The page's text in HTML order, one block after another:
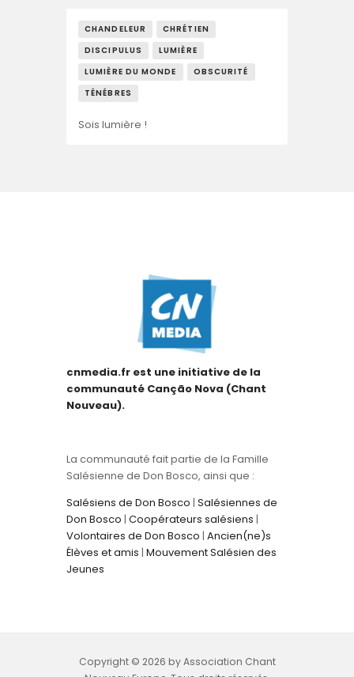
CHANDELEUR
CHRÉTIEN
DISCIPULUS
LUMIÈRE
LUMIÈRE DU MONDE
OBSCURITÉ
TÉNÉBRES
Sois lumière !
cnmedia.fr est une initiative de la
communauté Canção Nova (Chant
Nouveau).
La communauté fait partie de la Famille
Salésienne de Don Bosco, ainsi que :
Salésiens de Don Bosco | Salésiennes de
Don Bosco | Coopérateurs salésiens |
Volontaires de Don Bosco | Ancien(ne)s
Élèves et amis | Mouvement Salésien des
Jeunes
Copyright © 2026 by Association Chant